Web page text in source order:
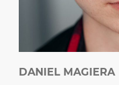
DANIEL MAGIERA